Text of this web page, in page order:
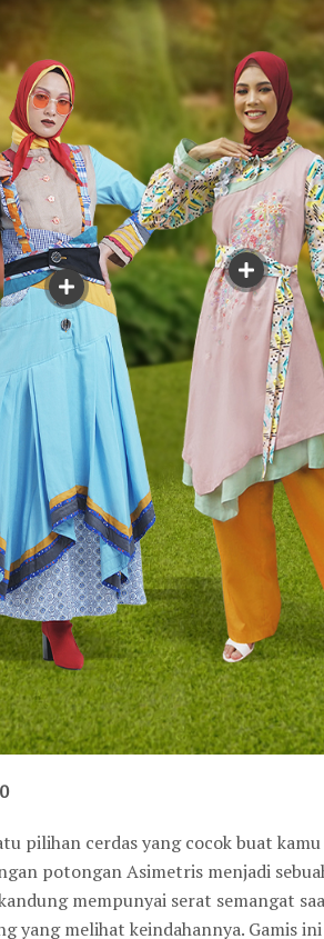
pilihan cerdas yang cocok buat
potongan Asimetris menjadi
mempunyai serat semangat
yang melihat keindahannya. Gamis